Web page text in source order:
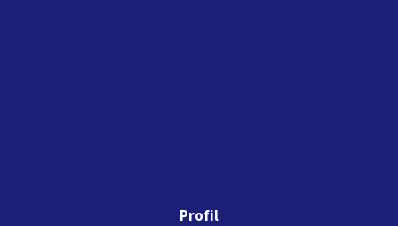
Profil